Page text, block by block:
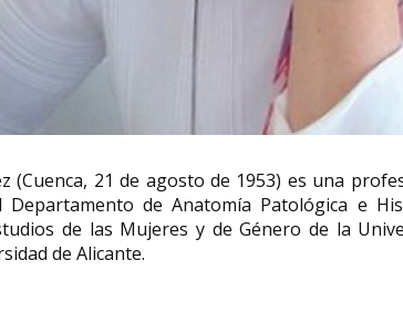
(Cuenca, 21 de agosto de 1953) es una
Departamento de Anatomía Patológica e
de las Mujeres y de Género de la
de Alicante.
Catalina García González
conductora, cartera,
Catalina García González (Puebla de
Lillo, León,14 de abril de 1888 -1959)
fue la primera mujer...
Rosaura
de cine y
Rosaura
agosto de 1910,
México — 30 de